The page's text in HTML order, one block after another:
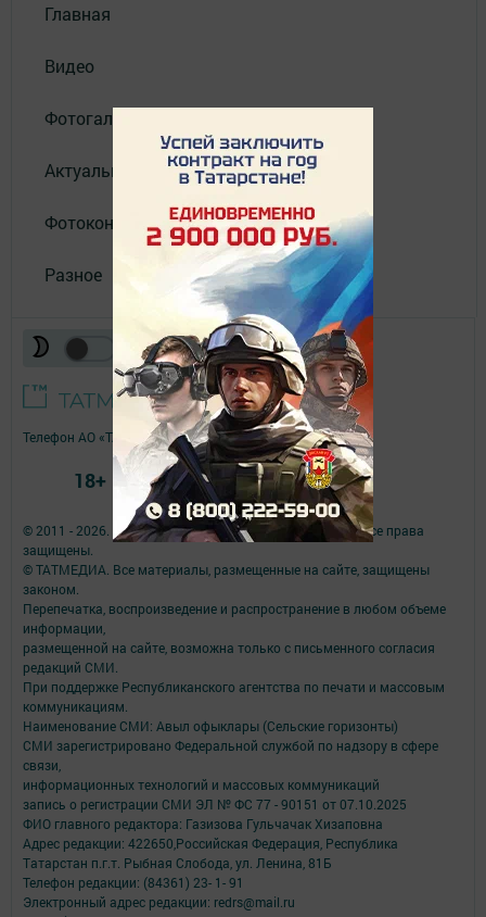
Главная
Видео
Фотогалереи
Актуальное видео
Фотоконкурс
Разное
© 2011 - 2026. Авыл офыклары (Сельские горизонты). Все права
защищены.
© ТАТМЕДИА. Все материалы, размещенные на сайте, защищены
законом.
Перепечатка, воспроизведение и распространение в любом объеме
информации,
размещенной на сайте, возможна только с письменного согласия
редакций СМИ.
При поддержке Республиканского агентства по печати и массовым
коммуникациям.
Наименование СМИ: Авыл офыклары (Сельские горизонты)
СМИ зарегистрировано Федеральной службой по надзору в сфере
связи,
информационных технологий и массовых коммуникаций
запись о регистрации СМИ ЭЛ № ФС 77 - 90151 от 07.10.2025
ФИО главного редактора: Газизова Гульчачак Хизаповна
Адрес редакции: 422650,Российская Федерация, Республика
Татарстан п.г.т. Рыбная Слобода, ул. Ленина, 81Б
Телефон редакции: (84361) 23- 1- 91
Электронный адрес редакции: redrs@mail.ru
Телефон АО «ТАТМЕДИА»:(843) 222 09 84
18+